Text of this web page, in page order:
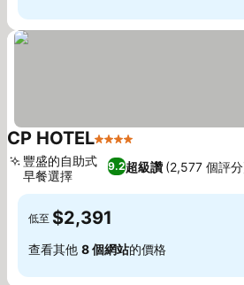
CP HOTEL4 星級
9.2超級讚 (2,577 個評
豐盛的自助式
早餐選擇
低至 $2,391
查看其他 8 個網站的價格